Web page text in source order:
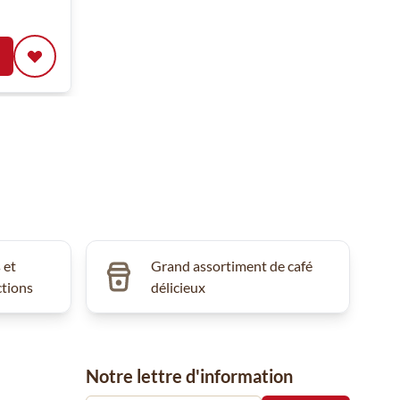
et
Grand assortiment de café
délicieux
Notre lettre d'information